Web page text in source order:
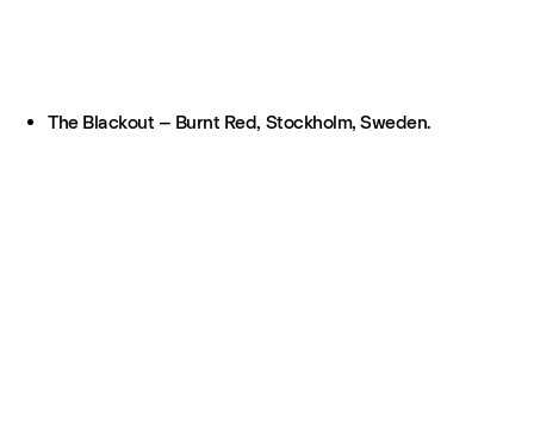
The Blackout – Burnt Red, Stockholm, Sweden.